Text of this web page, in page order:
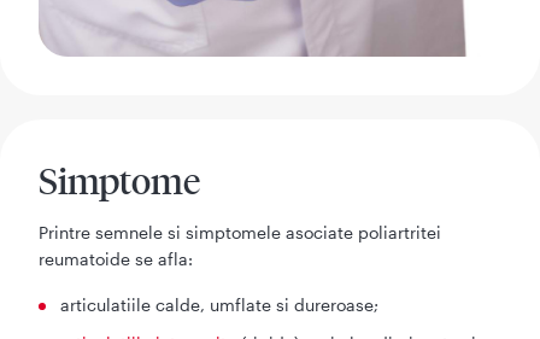
Simptome
Printre semnele si simptomele asociate poliartritei
reumatoide se afla:
articulatiile calde, umflate si dureroase;